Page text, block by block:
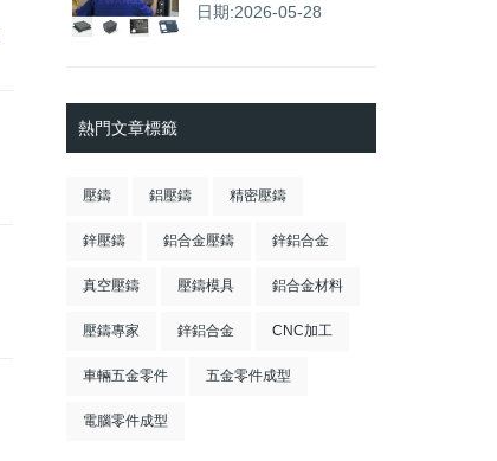
日期:2026-05-28
熱門文章標籤
壓鑄 鋁壓鑄 精密壓鑄
鋅壓鑄 鋁合金壓鑄 鋅鋁合金
真空壓鑄 壓鑄模具 鋁合金材料
壓鑄專家 鋅鋁合金 CNC加工
車輛五金零件 五金零件成型
電腦零件成型